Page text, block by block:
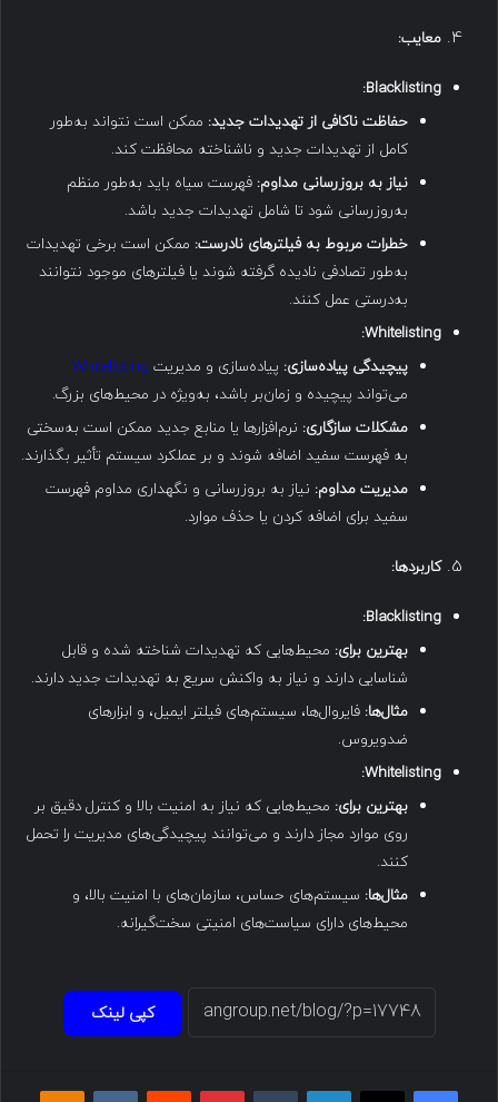
معایب:
Blacklisting:
حفاظت ناکافی از تهدیدات جدید: ممکن است نتواند به‌طور
کامل از تهدیدات جدید و ناشناخته محافظت کند.
نیاز به بروزرسانی مداوم: فهرست سیاه باید به‌طور منظم
به‌روزرسانی شود تا شامل تهدیدات جدید باشد.
خطرات مربوط به فیلترهای نادرست: ممکن است برخی تهدیدات
به‌طور تصادفی نادیده گرفته شوند یا فیلترهای موجود نتوانند
به‌درستی عمل کنند.
Whitelisting:
پیچیدگی پیاده‌سازی: پیاده‌سازی و مدیریت Whitelisting
می‌تواند پیچیده و زمان‌بر باشد، به‌ویژه در محیط‌های بزرگ.
مشکلات سازگاری: نرم‌افزارها یا منابع جدید ممکن است به‌سختی
به فهرست سفید اضافه شوند و بر عملکرد سیستم تأثیر بگذارند.
مدیریت مداوم: نیاز به بروزرسانی و نگهداری مداوم فهرست
سفید برای اضافه کردن یا حذف موارد.
کاربردها:
Blacklisting:
بهترین برای: محیط‌هایی که تهدیدات شناخته شده و قابل
شناسایی دارند و نیاز به واکنش سریع به تهدیدات جدید دارند.
مثال‌ها: فایروال‌ها، سیستم‌های فیلتر ایمیل، و ابزارهای
ضدویروس.
Whitelisting:
بهترین برای: محیط‌هایی که نیاز به امنیت بالا و کنترل دقیق بر
روی موارد مجاز دارند و می‌توانند پیچیدگی‌های مدیریت را تحمل
کنند.
مثال‌ها: سیستم‌های حساس، سازمان‌های با امنیت بالا، و
محیط‌های دارای سیاست‌های امنیتی سخت‌گیرانه.
کپی لینک
فیسبوک ایکس لینکداین پینتریست